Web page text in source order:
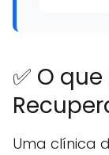
✅ O
Uma clínica